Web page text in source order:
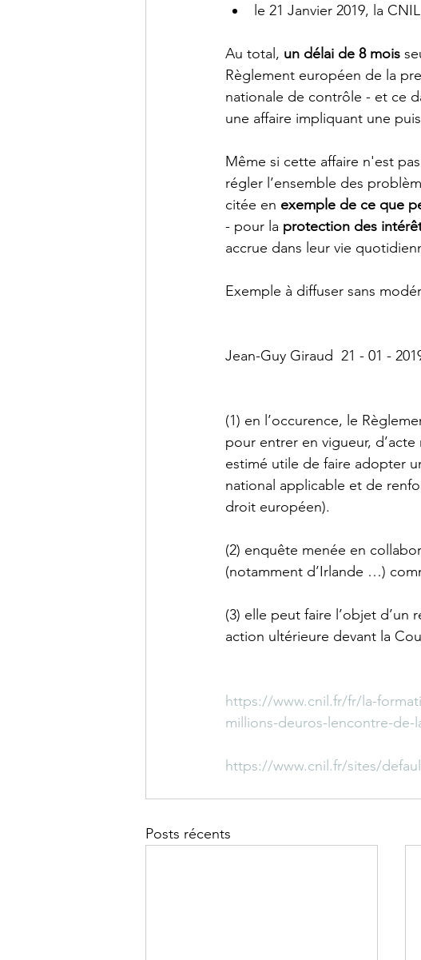
le 21 Janvier 2019, la
Au total, un délai de 8 mois
Règlement européen de la
nationale de contrôle - et ce
une affaire impliquant une
Même si cette affaire n'est
régler l’ensemble des
citée en exemple de ce que
- pour la protection des
accrue dans leur vie
Exemple à diffuser sans
Jean-Guy Giraud  21 - 01 -
(1) en l’occurence, le
pour entrer en vigueur,
estimé utile de faire adopter
national applicable et de
droit européen).
(2) enquête menée en
(notamment d’Irlande …)
(3) elle peut faire l’objet d’un
action ultérieure devant la
https://www.cnil.fr/fr/la-
millions-deuros-lencontre-de-
https://www.cnil.fr/sites/
Posts récents